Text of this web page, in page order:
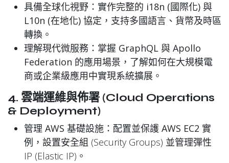
具備全球化視野 ：實作完整的 i18n (國際化) 與
L10n (在地化) 協定，支持多國語言、貨幣及時區
轉換。
理解現代微服務 ：掌握 GraphQL 與 Apollo
Federation 的應用場景，了解如何在大規模電
商或企業級應用中實現系統擴展。
4. 雲端運維與佈署 (Cloud Operations
& Deployment)
管理 AWS 基礎設施 ：配置並保護 AWS EC2 實
例，設置安全組 (Security Groups) 並管理彈性
IP (Elastic IP)。